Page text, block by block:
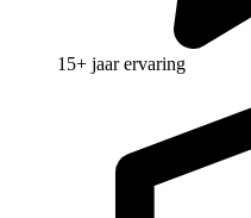
15+ jaar ervaring